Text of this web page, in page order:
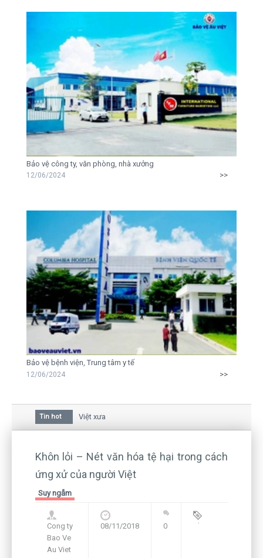
Bảo vệ công ty, văn phòng, nhà xưởng
12/06/2024 >>
Bảo vệ bệnh viện, Trung tâm y tế
12/06/2024 >>
Tin hot
hóa của người Việt xưa
mẹ của người... tử tù và của CEO
Hệ lụy từ
Khôn lỏi – Nét văn hóa tệ hại trong cách
ứng xử của người Việt
Suy ngẫm
Cong ty
Bao Ve
Au Viet
08/11/2018 0 Blog